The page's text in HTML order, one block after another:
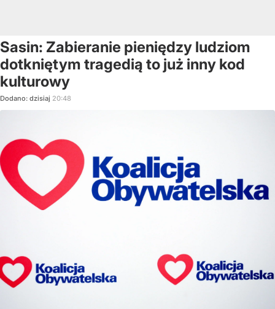
Sasin: Zabieranie pieniędzy ludziom
dotkniętym tragedią to już inny kod
kulturowy
Dodano: dzisiaj 20:48